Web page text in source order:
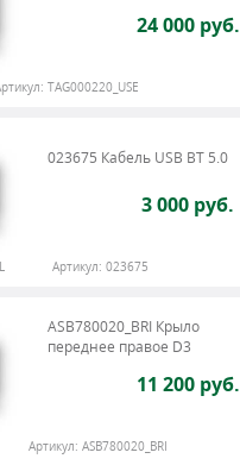
24 000 руб.
TAG000220_USE
023675 Кабель USB BT 5.0
3 000 руб.
Артикул: 023675
ASB780020_BRI Крыло
переднее правое D3
11 200 руб.
Артикул: ASB780020_BRI